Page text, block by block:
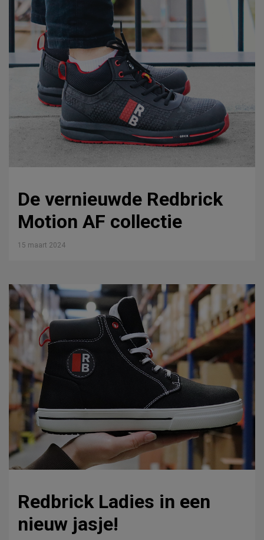
De vernieuwde Redbrick
Motion AF collectie
15 maart 2024
Redbrick Ladies in een
nieuw jasje!